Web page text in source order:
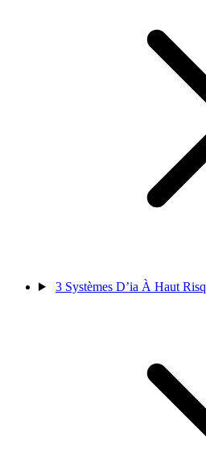
3 Systèmes D’ia À Haut